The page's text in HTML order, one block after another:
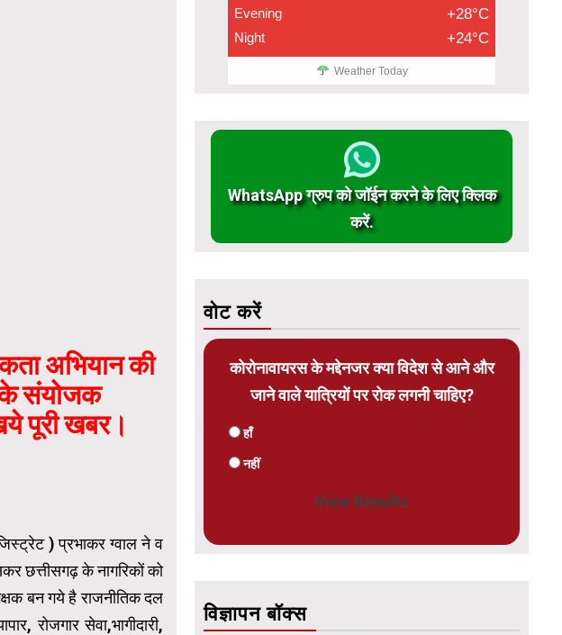
अभियान की
के संयोजक
पूरी खबर।
) प्रभाकर ग्वाल ने व
छत्तीसगढ़ के नागरिकों को
बन गये है राजनीतिक दल
रोजगार सेवा,भागीदारी,
Evening +28°C
Night +24°C
Weather Today
WhatsApp ग्रुप को जॉईन करने के लिए क्लिक
करें.
वोट करें
कोरोनावायरस के मद्देनजर क्या विदेश से आने और
जाने वाले यात्रियों पर रोक लगनी चाहिए?
हाँ
नहीं
View Results
विज्ञापन बॉक्स